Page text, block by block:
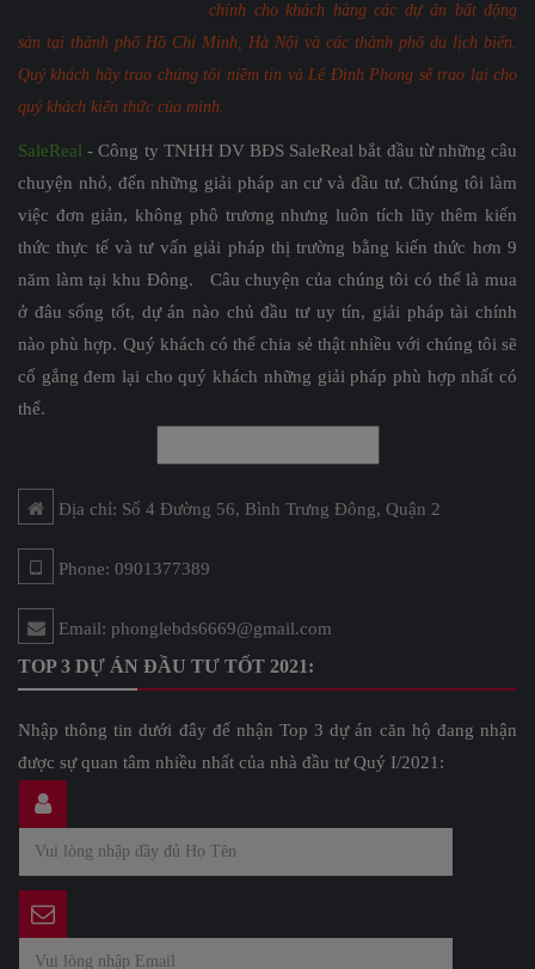
chính cho khách hàng các dự án bất động
sản tại thành phố Hồ Chí Minh, Hà Nội và các thành phố du lịch biển.
Quý khách hãy trao chúng tôi niềm tin và Lê Đình Phong sẽ trao lại cho
quý khách kiến thức của mình.
SaleReal - Công ty TNHH DV BĐS SaleReal bắt đầu từ những câu
chuyện nhỏ, đến những giải pháp an cư và đầu tư. Chúng tôi làm
việc đơn giản, không phô trương nhưng luôn tích lũy thêm kiến
thức thực tế và tư vấn giải pháp thị trường bằng kiến thức hơn 9
năm làm tại khu Đông. Câu chuyện của chúng tôi có thể là mua
ở đâu sống tốt, dự án nào chủ đầu tư uy tín, giải pháp tài chính
nào phù hợp. Quý khách có thể chia sẻ thật nhiều với chúng tôi sẽ
cố gắng đem lại cho quý khách những giải pháp phù hợp nhất có
thể.
Địa chỉ: Số 4 Đường 56, Bình Trưng Đông, Quận 2
Phone: 0901377389
Email: phonglebds6669@gmail.com
TOP 3 DỰ ÁN ĐẦU TƯ TỐT 2021:
Nhập thông tin dưới đây để nhận Top 3 dự án căn hộ đang nhận
được sự quan tâm nhiều nhất của nhà đầu tư Quý I/2021: